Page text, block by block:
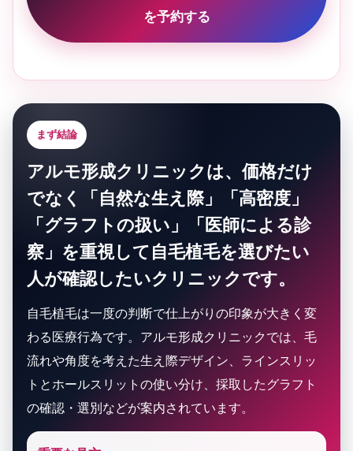
を予約する
まず結論
アルモ形成クリニックは、価格だけ
でなく「自然な生え際」「高密度」
「グラフトの扱い」「医師による診
察」を重視して自毛植毛を選びたい
人が確認したいクリニックです。
自毛植毛は一度の判断で仕上がりの印象が大きく変
わる医療行為です。アルモ形成クリニックでは、毛
流れや角度を考えた生え際デザイン、ラインスリッ
トとホールスリットの使い分け、採取したグラフト
の確認・選別などが案内されています。